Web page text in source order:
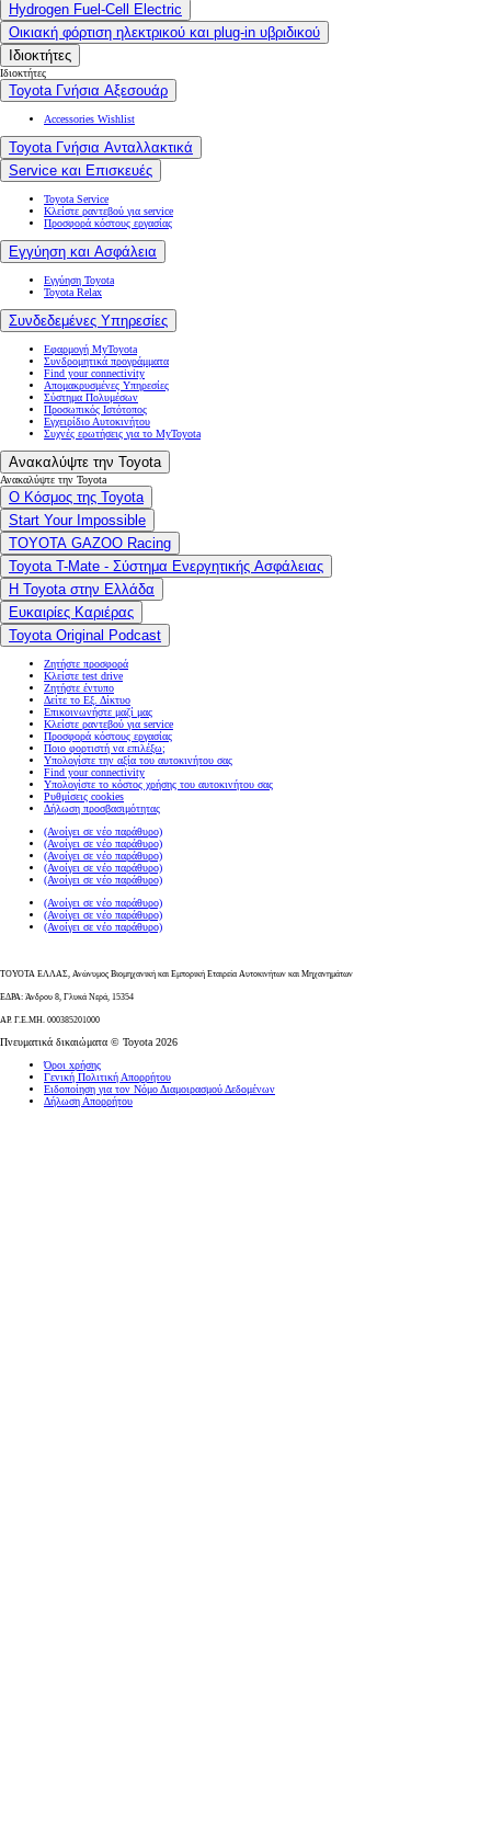
Hydrogen Fuel-Cell Electric
Οικιακή φόρτιση ηλεκτρικού και plug-in υβριδικού
Ιδιοκτήτες
Ιδιοκτήτες
Toyota Γνήσια Αξεσουάρ
Accessories Wishlist
Toyota Γνήσια Ανταλλακτικά
Service και Επισκευές
Toyota Service
Κλείστε ραντεβού για service
Προσφορά κόστους εργασίας
Εγγύηση και Ασφάλεια
Εγγύηση Toyota
Toyota Relax
Συνδεδεμένες Υπηρεσίες
Εφαρμογή MyToyota
Συνδρομητικά προγράμματα
Find your connectivity
Απομακρυσμένες Υπηρεσίες
Σύστημα Πολυμέσων
Προσωπικός Ιστότοπος
Εγχειρίδιο Αυτοκινήτου
Συχνές ερωτήσεις για το MyToyota
Ανακαλύψτε την Toyota
Ανακαλύψτε την Toyota
Ο Κόσμος της Toyota
Start Your Impossible
TOYOTA GAZOO Racing
Toyota T-Mate - Σύστημα Ενεργητικής Ασφάλειας
Η Toyota στην Ελλάδα
Ευκαιρίες Καριέρας
Toyota Original Podcast
Ζητήστε προσφορά
Κλείστε test drive
Ζητήστε έντυπο
Δείτε το Εξ. Δίκτυο
Επικοινωνήστε μαζί μας
Κλείστε ραντεβού για service
Προσφορά κόστους εργασίας
Ποιο φορτιστή να επιλέξω;
Υπολογίστε την αξία του αυτοκινήτου σας
Find your connectivity
Υπολογίστε το κόστος χρήσης του αυτοκινήτου σας
Ρυθμίσεις cookies
Δήλωση προσβασιμότητας
(Ανοίγει σε νέο παράθυρο)
(Ανοίγει σε νέο παράθυρο)
(Ανοίγει σε νέο παράθυρο)
(Ανοίγει σε νέο παράθυρο)
(Ανοίγει σε νέο παράθυρο)
(Ανοίγει σε νέο παράθυρο)
(Ανοίγει σε νέο παράθυρο)
(Ανοίγει σε νέο παράθυρο)
ΤΟΥΟΤΑ ΕΛΛΑΣ, Ανώνυμος Βιομηχανική και Εμπορική Εταιρεία Αυτοκινήτων και Μηχανημάτων
ΕΔΡΑ: Άνδρου 8, Γλυκά Νερά, 15354
ΑΡ. Γ.Ε.ΜΗ. 000385201000
Πνευματικά δικαιώματα © Toyota 2026
Όροι xρήσης
Γενική Πολιτική Απορρήτου
Ειδοποίηση για τον Νόμο Διαμοιρασμού Δεδομένων
Δήλωση Απορρήτου